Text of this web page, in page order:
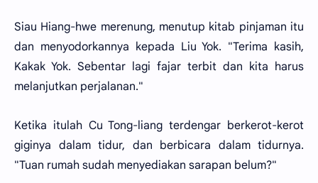
Siau Hiang-hwe merenung, menutup kitab pinjaman itu
dan menyodorkannya kepada Liu Yok. "Terima kasih,
Kakak Yok. Sebentar lagi fajar terbit dan kita harus
melanjutkan perjalanan."
Ketika itulah Cu Tong-liang terdengar berkerot-kerot
giginya dalam tidur, dan berbicara dalam tidurnya.
"Tuan rumah sudah menyediakan sarapan belum?"